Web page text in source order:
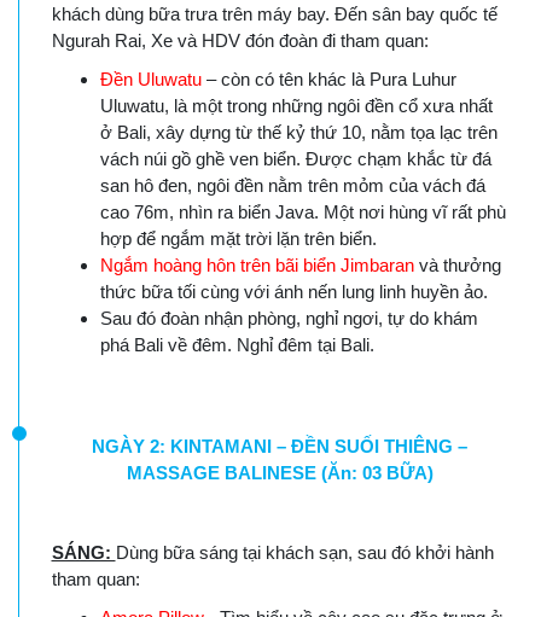
khách dùng bữa trưa trên máy bay. Đến sân bay quốc tế
Ngurah Rai, Xe và HDV đón đoàn đi tham quan:
Đền Uluwatu– còn có tên khác là Pura Luhur
Uluwatu, là một trong những ngôi đền cổ xưa nhất
ở Bali, xây dựng từ thế kỷ thứ 10, nằm tọa lạc trên
vách núi gồ ghề ven biển. Được chạm khắc từ đá
san hô đen, ngôi đền nằm trên mỏm của vách đá
cao 76m, nhìn ra biển Java. Một nơi hùng vĩ rất phù
hợp để ngắm mặt trời lặn trên biển.
Ngắm hoàng hôn trên bãi biển Jimbaran và thưởng
thức bữa tối cùng với ánh nến lung linh huyền ảo.
Sau đó đoàn nhận phòng, nghỉ ngơi, tự do khám
phá Bali về đêm. Nghỉ đêm tại Bali.
NGÀY 2: KINTAMANI – ĐỀN SUỐI THIÊNG –
MASSAGE BALINESE (Ăn: 03 BỮA)
SÁNG: Dùng bữa sáng tại khách sạn, sau đó khởi hành
tham quan: